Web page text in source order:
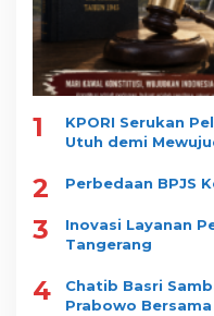
1
KPORI Serukan
Utuh demi
2 Perbedaan BPJS
3
Inovasi Layanan
Tangerang
4
Chatib Basri
Prabowo